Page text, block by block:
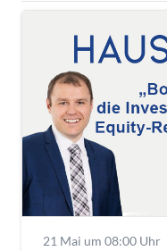
21 Mai um 08:00 Uhr